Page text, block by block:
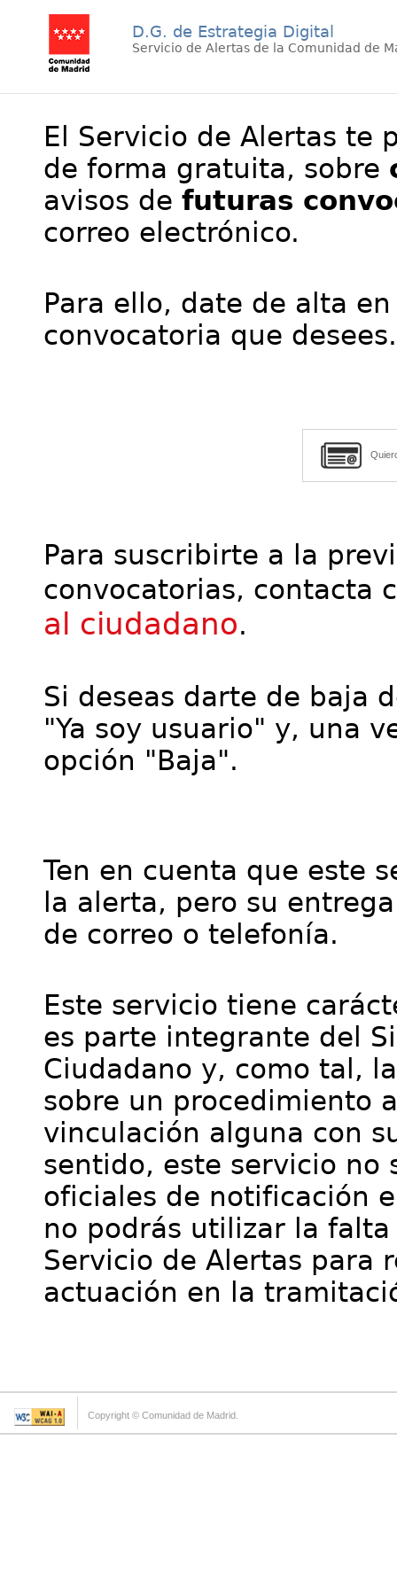
D.G. de Estrategia Digital
Servicio de Alertas de la Comunidad de
El Servicio de Alertas te
de forma gratuita, sobre
avisos de futuras
correo electrónico.
Para ello, date de alta
convocatoria que desees.
Para suscribirte a la
convocatorias, contacta
al ciudadano.
Si deseas darte de baja
"Ya soy usuario" y, una
opción "Baja".
Ten en cuenta que este
la alerta, pero su
de correo o telefonía.
Este servicio tiene
es parte integrante del
Ciudadano y, como tal,
sobre un procedimiento
vinculación alguna con
sentido, este servicio no
oficiales de notificación
no podrás utilizar la
Servicio de Alertas para
actuación en la
Copyright © Comunidad de Madrid.